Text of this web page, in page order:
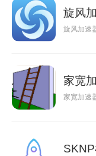
旋风
旋风加速
家宽
家宽加速